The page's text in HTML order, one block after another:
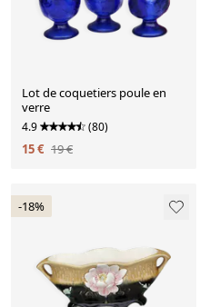
Lot de coquetiers poule en
verre
4.9 (80)
15 € 19 €
-18%